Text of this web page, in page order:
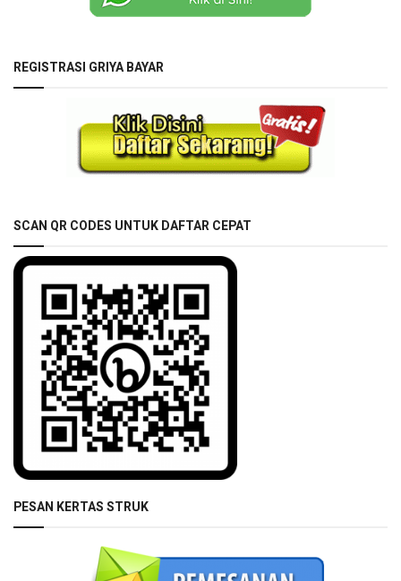
REGISTRASI GRIYA BAYAR
SCAN QR CODES UNTUK DAFTAR CEPAT
PESAN KERTAS STRUK